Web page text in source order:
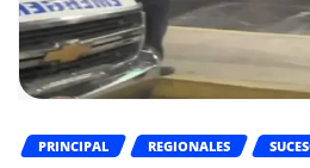
PRINCIPAL REGIONALES